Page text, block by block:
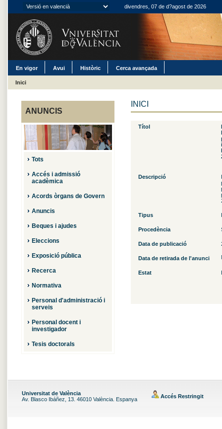
divendres, 07 de d?agost de 2026
En vigor Avui Històric Cerca avançada
Inici
ANUNCIS
Tots
Accés i admissió
acadèmica
Acords òrgans de Govern
Anuncis
Beques i ajudes
Eleccions
Exposició pública
Recerca
Normativa
Personal d'administració i
serveis
Personal docent i
investigador
Tesis doctorals
INICI
Títol
Descripció
Tipus
Procedència
Data de publicació
Data de retirada de l'anunci
Estat
Universitat de València
Av. Blasco Ibáñez, 13. 46010 València. Espanya
Accés Restringit